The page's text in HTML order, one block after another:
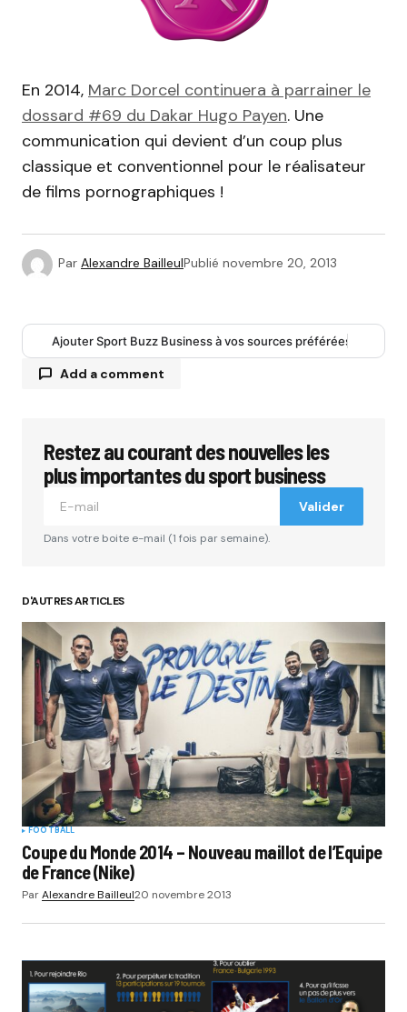
En 2014, Marc Dorcel continuera à parrainer le
dossard #69 du Dakar Hugo Payen. Une
communication qui devient d’un coup plus
classique et conventionnel pour le réalisateur
de films pornographiques !
Par Alexandre BailleulPublié novembre 20, 2013
Ajouter Sport Buzz Business à vos sources préférées
Add a comment
Votre adresse e-mail ne sera pas publiée.Les
champs obligatoires sont indiqués avec*
Your Name*
Your E-mail*
Submit Comment
Restez au courant des nouvelles les
plus importantes du sport business
Valider
Dans votre boite e-mail (1 fois par semaine).
D'AUTRES ARTICLES
FOOTBALL
Coupe du Monde 2014 – Nouveau maillot de l’Equipe
de France (Nike)
ParAlexandre Bailleul20 novembre 2013